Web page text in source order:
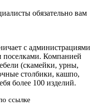
обязательно вам
с администрациями
поселками. Компанией
(скамейки, урны,
столбики, кашпо,
более 100 изделий.
ссылке